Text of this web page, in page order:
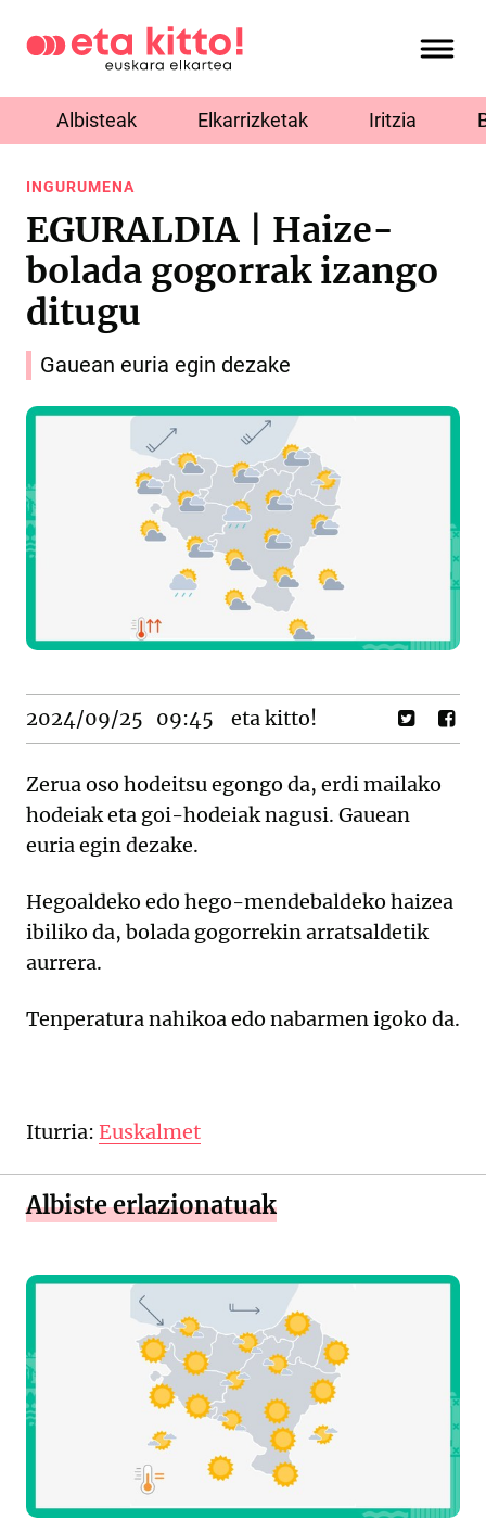
Albisteak Elkarrizketak Iritzia
INGURUMENA
EGURALDIA | Haize-
bolada gogorrak izango
ditugu
Gauean euria egin dezake
2024/09/25 09:45 eta kitto!
Zerua oso hodeitsu egongo da, erdi mailako
hodeiak eta goi-hodeiak nagusi. Gauean
euria egin dezake.
Hegoaldeko edo hego-mendebaldeko haizea
ibiliko da, bolada gogorrekin arratsaldetik
aurrera.
Tenperatura nahikoa edo nabarmen igoko da.
Iturria: Euskalmet
Albiste erlazionatuak